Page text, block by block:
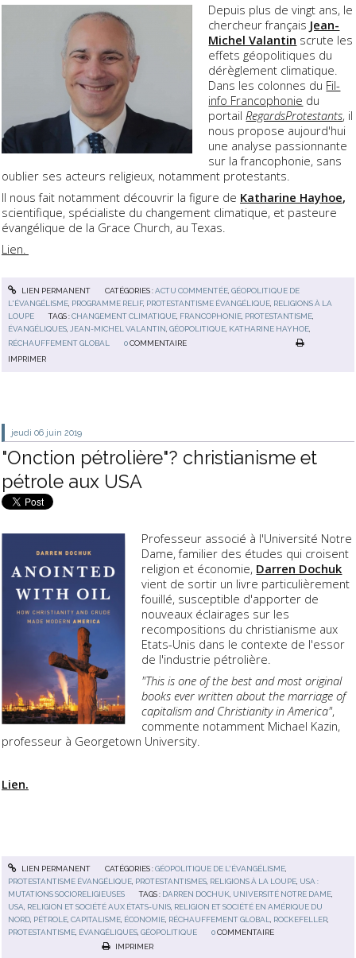
Depuis plus de vingt ans, le
chercheur français Jean-
Michel Valantin scrute les
effets géopolitiques du
dérèglement climatique
Dans les colonnes du Fil-
info Francophonie du
portail RegardsProtestants, il
nous propose aujourd'hui
une analyse passionnante
sur la francophonie, sans
oublier ses acteurs religieux, notamment protestants.
Il nous fait notamment découvrir la figure de Katharine Hayhoe,
scientifique, spécialiste du changement climatique, et pasteure
évangélique de la Grace Church, au Texas.
Lien.
LIEN PERMANENT CATÉGORIES :ACTU COMMENTÉE, GÉOPOLITIQUE DE
L'ÉVANGÉLISME PROGRAMME RELIF, PROTESTANTISME ÉVANGÉLIQUE RELIGIONS À LA
LOUPE
TAGS :CHANGEMENT CLIMATIQUE FRANCOPHONIE PROTESTANTISME
ÉVANGÉLIQUES
JEAN-MICHEL VALANTIN ,GÉOPOLITIQUE KATHARINE HAYHOE
RÉCHAUFFEMENT GLOBAL
0 COMMENTAIRE
IMPRIMER
jeudi 06 juin 2019
"Onction pétrolière"? christianisme et
pétrole aux USA
Professeur associé à l'Université Notre
Dame, familier des études qui croisent
religion et économie, Darren Dochuk
vient de sortir un livre particulièrement
fouillé, susceptible d'apporter de
nouveaux éclairages sur les
recompositions du christianisme aux
Etats-Unis dans le contexte de l'essor
de l'industrie pétrolière.
"This is one of the best and most original
books ever written about the marriage of
capitalism and Christianity in America",
commente notamment Michael Kazin,
professeur à Georgetown University.
Lien.
LIEN PERMANENT CATÉGORIES :GÉOPOLITIQUE DE L'ÉVANGÉLISME,
PROTESTANTISME ÉVANGÉLIQUE PROTESTANTISMES RELIGIONS À LA LOUPE USA :
MUTATIONS SOCIORELIGIEUSES
TAGS : DARREN DOCHUK UNIVERSITÉ NOTRE DAME
USA RELIGION ET SOCIÉTÉ AUX ÉTATS-UNIS RELIGION ET SOCIÉTÉ EN AMÉRIQUE DU
NORD PÉTROLE ,CAPITALISME ÉCONOMIE RÉCHAUFFEMENT GLOBAL ROCKEFELLER
PROTESTANTISME ÉVANGÉLIQUES ,GÉOPOLITIQUE 0 COMMENTAIRE
IMPRIMER